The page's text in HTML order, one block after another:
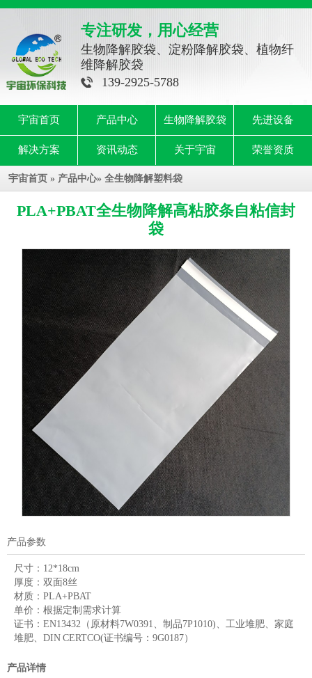
专注研发，用心经营
生物降解胶袋、淀粉降解胶袋、植物纤
维降解胶袋
139-2925-5788
宇宙首页 产品中心 生物降解胶袋 先进设备
解决方案 资讯动态 关于宇宙 荣誉资质
宇宙首页 » 产品中心» 全生物降解塑料袋
PLA+PBAT全生物降解高粘胶条自粘信封
袋
产品参数
尺寸： 12*18cm
厚度： 双面8丝
材质： PLA+PBAT
单价： 根据定制需求计算
证书： EN13432（原材料7W0391、制品7P1010)、工业堆肥、家庭
堆肥、DIN CERTCO(证书编号：9G0187）
产品详情